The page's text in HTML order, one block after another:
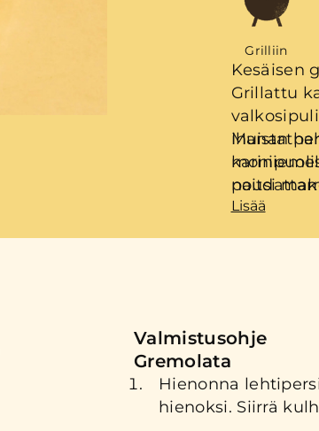
Grilliin
Kesäisen
Grillattu
ihanan
paitsi
grillaat
kanaa ja
puolet
Lisää
Valmistusohje
Gremolata
Hienonna
hienoksi. Siirrä